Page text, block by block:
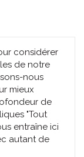
considérer
de notre
nous
mieux
de
"Tout
entraîne ici
autant de